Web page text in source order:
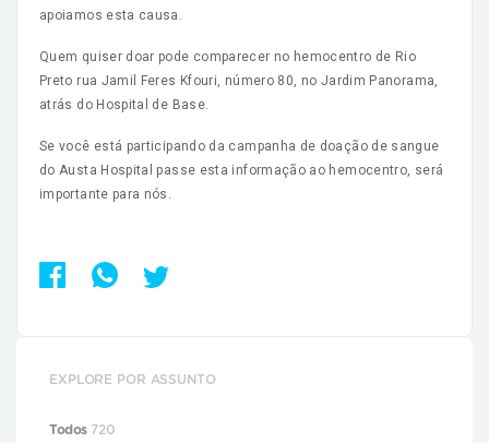
apoiamos esta causa.
Quem quiser doar pode comparecer no hemocentro de Rio
Preto rua Jamil Feres Kfouri, número 80, no Jardim Panorama,
atrás do Hospital de Base.
Se você está participando da campanha de doação de sangue
do Austa Hospital passe esta informação ao hemocentro, será
importante para nós.
EXPLORE POR ASSUNTO
Todos 720